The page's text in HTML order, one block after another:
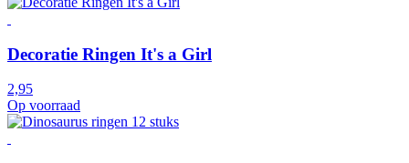
Decoratie Ringen It's a Girl
2,95
Op voorraad